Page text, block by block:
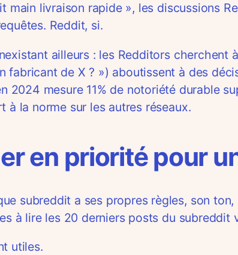
main livraison rapide », les discussions
Reddit, si.
ailleurs : les Redditors cherchent
fabricant de X ? ») aboutissent à des
2024 mesure 11% de notoriété durable
à la norme sur les autres réseaux.
en priorité pour
subreddit a ses propres règles, son
à lire les 20 derniers posts du subreddit
utiles.